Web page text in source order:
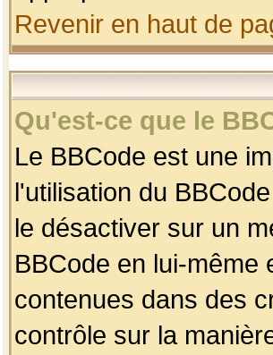
Revenir en haut de
Qu'est-ce que le
Le BBCode est une
l'utilisation du
le désactiver sur un
BBCode en lui-même
contenues dans des
contrôle sur la